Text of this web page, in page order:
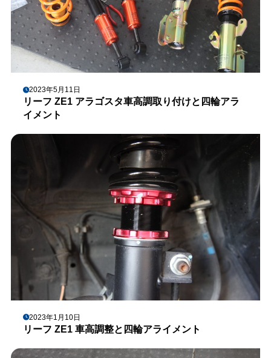
2023年5月11日
リーフ ZE1 アラゴスタ車高調取り付けと四輪アラ
イメント
2023年1月10日
リーフ ZE1 車高調整と四輪アライメント